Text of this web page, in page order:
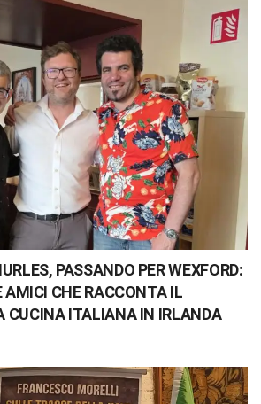
PASSANDO PER WEXFORD:
AMICI CHE RACCONTA IL
CUCINA ITALIANA IN IRLANDA